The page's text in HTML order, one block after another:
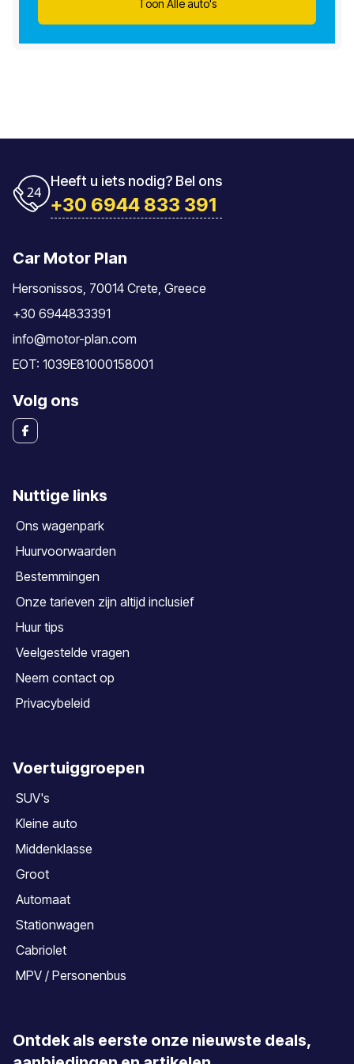
Toon Alle auto's
Heeft u iets nodig? Bel ons
+30 6944 833 391
Car Motor Plan
Hersonissos, 70014 Crete, Greece
+30 6944833391
info@motor-plan.com
EOT: 1039E81000158001
Volg ons
Nuttige links
Ons wagenpark
Huurvoorwaarden
Bestemmingen
Onze tarieven zijn altijd inclusief
Huur tips
Veelgestelde vragen
Neem contact op
Privacybeleid
Voertuiggroepen
SUV's
Kleine auto
Middenklasse
Groot
Automaat
Stationwagen
Cabriolet
MPV / Personenbus
Ontdek als eerste onze nieuwste deals,